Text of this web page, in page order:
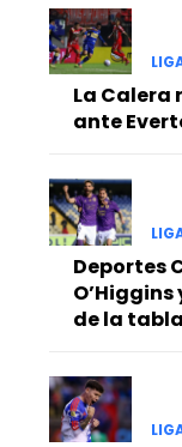
La Calera
ante
Deportes
de la tabla